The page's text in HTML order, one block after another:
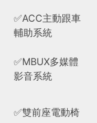
✅ACC主動跟車
輔助系統
✅MBUX多媒體
影音系統
✅雙前座電動椅